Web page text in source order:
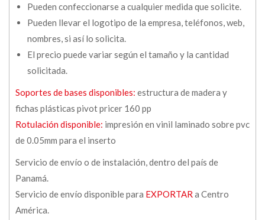
Pueden confeccionarse a cualquier medida que solicite.
Pueden llevar el logotipo de la empresa, teléfonos, web,
nombres, si así lo solicita.
El precio puede variar según el tamaño y la cantidad
solicitada.
Soportes de bases disponibles: estructura de madera y
fichas plásticas pivot pricer 160 pp
Rotulación disponible: impresión en vinil laminado sobre pvc
de 0.05mm para el inserto
Servicio de envío o de instalación, dentro del país de
Panamá.
Servicio de envío disponible para EXPORTAR a Centro
América.